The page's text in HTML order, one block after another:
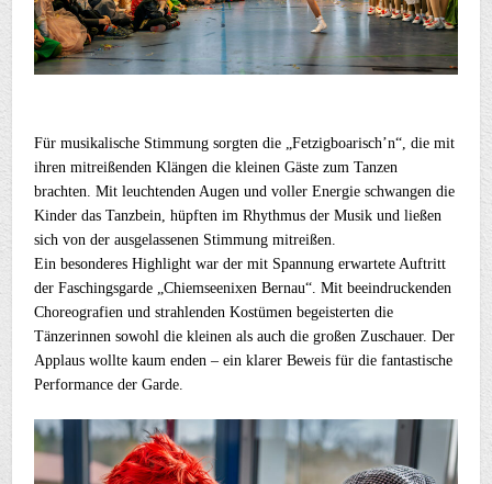
Für musikalische Stimmung sorgten die „Fetzigboarisch’n“, die mit
ihren mitreißenden Klängen die kleinen Gäste zum Tanzen
brachten. Mit leuchtenden Augen und voller Energie schwangen die
Kinder das Tanzbein, hüpften im Rhythmus der Musik und ließen
sich von der ausgelassenen Stimmung mitreißen.
Ein besonderes Highlight war der mit Spannung erwartete Auftritt
der Faschingsgarde „Chiemseenixen Bernau“. Mit beeindruckenden
Choreografien und strahlenden Kostümen begeisterten die
Tänzerinnen sowohl die kleinen als auch die großen Zuschauer. Der
Applaus wollte kaum enden – ein klarer Beweis für die fantastische
Performance der Garde.